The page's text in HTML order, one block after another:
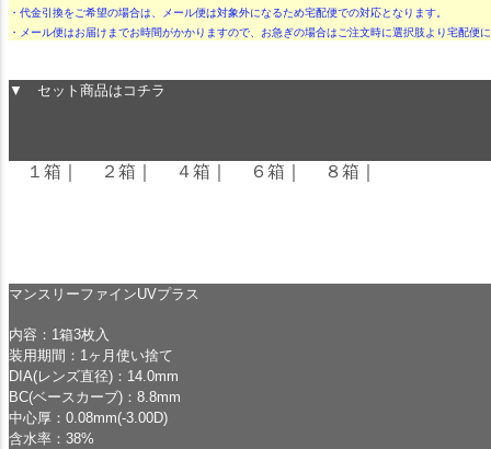
・代金引換をご希望の場合は、メール便は対象外になるため宅配便での対応となります。
・メール便はお届けまでお時間がかかりますので、お急ぎの場合はご注文時に選択肢より宅配便
▼ セット商品はコチラ
１箱 ２箱 ４箱 ６箱 ８箱
マンスリーファインUVプラス
内容：1箱3枚入
装用期間：1ヶ月使い捨て
DIA(レンズ直径)：14.0mm
BC(ベースカーブ)：8.8mm
中心厚：0.08mm(-3.00D)
含水率：38%